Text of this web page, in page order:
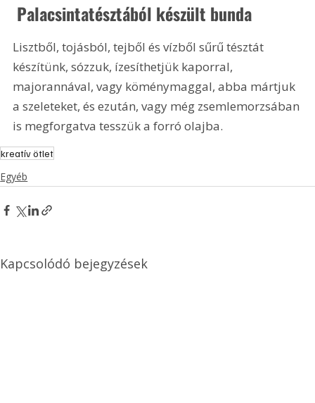
Palacsintatésztából készült bunda
Lisztből, tojásból, tejből és vízből sűrű tésztát
készítünk, sózzuk, ízesíthetjük kaporral,
majorannával, vagy köménymaggal, abba mártjuk
a szeleteket, és ezután, vagy még zsemlemorzsában
is megforgatva tesszük a forró olajba.
kreatív ötlet
Egyéb
Kapcsolódó bejegyzések